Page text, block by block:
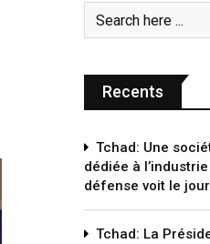
Recents
Tchad: Une
dédiée à
défense voit le jour
Tchad: La